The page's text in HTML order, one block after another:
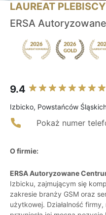
LAUREAT
ERSA
9.4
Izbicko, Powstańców
Pokaż numer
O firmie:
ERSA Autoryzowane
Izbicku, zajmującym się
zakresie branży GSM oraz
użytkowej. Działalność